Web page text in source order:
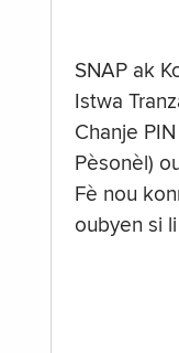
SNAP ak
Istwa
Chanje
Pèsonèl)
Fè nou
oubyen si